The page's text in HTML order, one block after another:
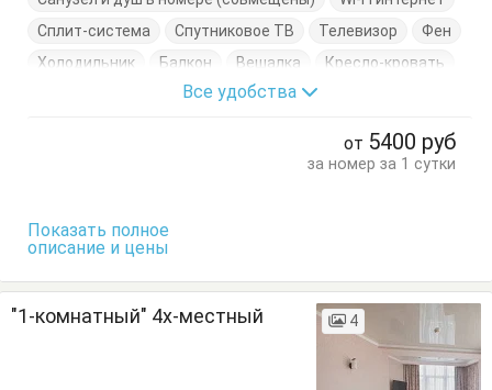
Сплит-система
Спутниковое ТВ Телевизор
Фен
Холодильник
Балкон Вешалка
Кресло-кровать
Кровать двуспальная
Кровать односпальная
Все удобства
от 5400 руб
за номер за 1 сутки
Показать полное
описание и цены
"1-комнатный" 4х-местный 4